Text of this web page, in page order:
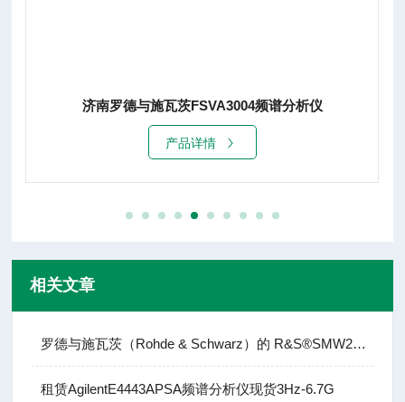
济南罗德与施瓦茨FSVA3004频谱分析仪
产品详情
相关文章
罗德与施瓦茨（Rohde & Schwarz）的 R&S®SMW200A
租赁AgilentE4443APSA频谱分析仪现货3Hz-6.7G